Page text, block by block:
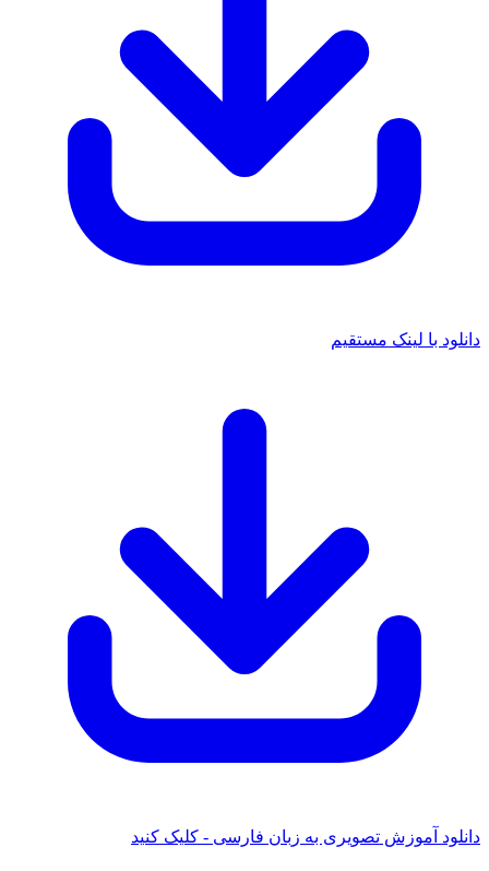
دانلود با لینک مستقیم
دانلود آموزش تصویری به زبان فارسی - کلیک کنید